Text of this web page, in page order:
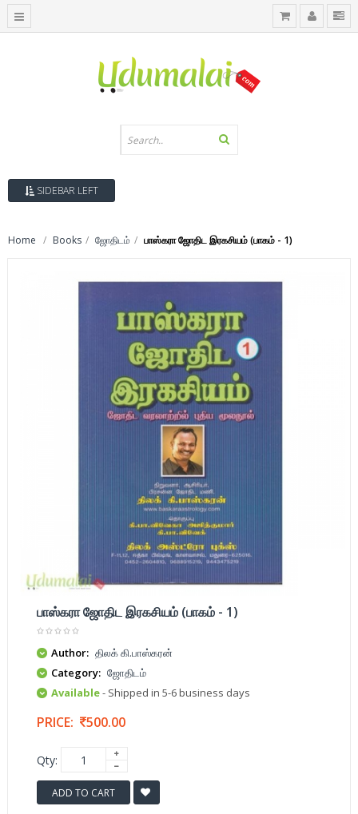
SIDEBAR LEFT
Home Books ஜோதிடம் பாஸ்கரா ஜோதிட இரகசியம் (பாகம் - 1)
பாஸ்கரா ஜோதிட இரகசியம் (பாகம் - 1)
Author: திலக் கி.பாஸ்கரன்
Category: ஜோதிடம்
Available- Shipped in 5-6 business days
PRICE: 500.00
Qty:
ADD TO CART